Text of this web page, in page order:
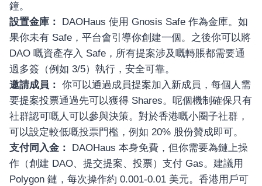
鐘。
設置金庫：
DAOHaus 使用 Gnosis Safe 作為金庫。如
果你未有 Safe，平台會引導你創建一個。之後你可以將
DAO 嘅資產存入 Safe，所有提案涉及嘅轉賬都需要通
過多簽（例如 3/5）執行，安全可靠。
邀請成員： 你可以通過成員提案加入新成員，每個人需
要提案投票通過先可以獲得 Shares。呢個機制確保只有
社群認可嘅人可以參與決策。對於香港嘅小圈子社群，
可以設定較低嘅投票門檻，例如 20% 股份贊成即可。
支付同入金：
DAOHaus 本身免費，但你需要為鏈上操
作（創建 DAO、提交提案、投票）支付 Gas。建議用
Polygon 鏈，每次操作約 0.001-0.01 美元。香港用戶可